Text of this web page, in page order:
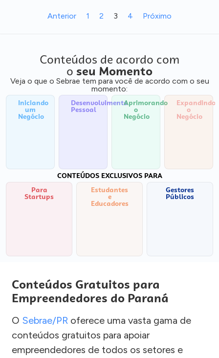
Anterior 1 2 3 4 Próximo
Conteúdos de acordo com
o seu Momento
Veja o que o Sebrae tem para você de acordo com o seu
momento:
Iniciando
um
Negócio
Desenvolvimento
Pessoal
Aprimorando
o
Negócio
Expandindo
o
Negócio
CONTEÚDOS EXCLUSIVOS PARA
Para
Startups
Estudantes
e
Educadores
Gestores
Públicos
Conteúdos Gratuitos para
Empreendedores do Paraná
O Sebrae/PR oferece uma vasta gama de
conteúdos gratuitos para apoiar
empreendedores de todos os setores e